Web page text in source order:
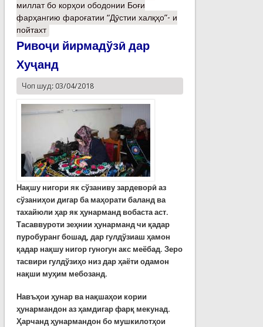
миллат бо корҳои ободонии Боғи
фарҳангию фароғатии “Дӯстии халқҳо”- и
пойтахт
Ривоҷи йирмадўзӣ дар
Хуҷанд
Чоп шуд: 03/04/2018
Нақшу нигори як сўзаниву зардеворӣ аз
сўзаниҳои дигар ба маҳорати баланд ва
тахайюли ҳар як ҳунарманд вобаста аст.
Тасаввуроти зеҳнии ҳунарманд чи қадар
пуробуранг бошад, дар гулдўзиаш ҳамон
қадар нақшу нигор гуногун акс меёбад. Зеро
тасвири гулдўзиҳо низ дар ҳаёти одамон
нақши муҳим мебозанд.
Навъҳои ҳунар ва нақшаҳои кории
ҳунармандон аз ҳамдигар фарқ мекунад.
Ҳарчанд ҳунармандон бо мушкилотҳои